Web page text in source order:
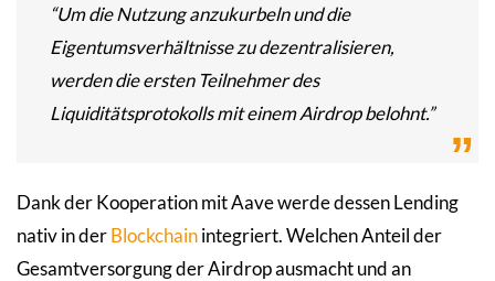
“Um die Nutzung anzukurbeln und die
Eigentumsverhältnisse zu dezentralisieren,
werden die ersten Teilnehmer des
Liquiditätsprotokolls mit einem Airdrop belohnt.”
Dank der Kooperation mit Aave werde dessen Lending
nativ in derBlockchainintegriert. Welchen Anteil der
Gesamtversorgung der Airdrop ausmacht und an